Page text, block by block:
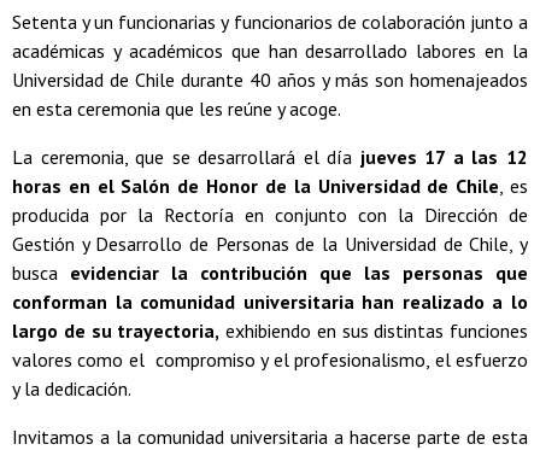
Setenta y un funcionarias y funcionarios de colaboración junto a
académicas y académicos que han desarrollado labores en la
Universidad de Chile durante 40 años y más son homenajeados
en esta ceremonia que les reúne y acoge.
La ceremonia, que se desarrollará el día jueves 17 a las 12
horas en el Salón de Honor de la Universidad de Chile , es
producida por la Rectoría en conjunto con la Dirección de
Gestión y Desarrollo de Personas de la Universidad de Chile, y
busca evidenciar la contribución que las personas que
conforman la comunidad universitaria han realizado a lo
largo de su trayectoria, exhibiendo en sus distintas funciones
valores como el compromiso y el profesionalismo, el esfuerzo
y la dedicación.
Invitamos a la comunidad universitaria a hacerse parte de esta